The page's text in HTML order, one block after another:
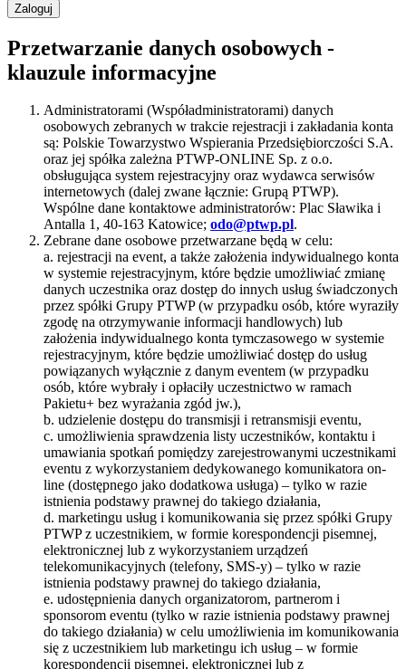
Zaloguj
Przetwarzanie danych osobowych -
klauzule informacyjne
Administratorami (Współadministratorami) danych
osobowych zebranych w trakcie rejestracji i zakładania konta
są: Polskie Towarzystwo Wspierania Przedsiębiorczości S.A.
oraz jej spółka zależna PTWP-ONLINE Sp. z o.o.
obsługująca system rejestracyjny oraz wydawca serwisów
internetowych (dalej zwane łącznie: Grupą PTWP).
Wspólne dane kontaktowe administratorów: Plac Sławika i
Antalla 1, 40-163 Katowice; odo@ptwp.pl.
Zebrane dane osobowe przetwarzane będą w celu:
a. rejestracji na event, a także założenia indywidualnego konta
w systemie rejestracyjnym, które będzie umożliwiać zmianę
danych uczestnika oraz dostęp do innych usług świadczonych
przez spółki Grupy PTWP (w przypadku osób, które wyraziły
zgodę na otrzymywanie informacji handlowych) lub
założenia indywidualnego konta tymczasowego w systemie
rejestracyjnym, które będzie umożliwiać dostęp do usług
powiązanych wyłącznie z danym eventem (w przypadku
osób, które wybrały i opłaciły uczestnictwo w ramach
Pakietu+ bez wyrażania zgód jw.),
b. udzielenie dostępu do transmisji i retransmisji eventu,
c. umożliwienia sprawdzenia listy uczestników, kontaktu i
umawiania spotkań pomiędzy zarejestrowanymi uczestnikami
eventu z wykorzystaniem dedykowanego komunikatora on-
line (dostępnego jako dodatkowa usługa) – tylko w razie
istnienia podstawy prawnej do takiego działania,
d. marketingu usług i komunikowania się przez spółki Grupy
PTWP z uczestnikiem, w formie korespondencji pisemnej,
elektronicznej lub z wykorzystaniem urządzeń
telekomunikacyjnych (telefony, SMS-y) – tylko w razie
istnienia podstawy prawnej do takiego działania,
e. udostępnienia danych organizatorom, partnerom i
sponsorom eventu (tylko w razie istnienia podstawy prawnej
do takiego działania) w celu umożliwienia im komunikowania
się z uczestnikiem lub marketingu ich usług – w formie
korespondencji pisemnej, elektronicznej lub z